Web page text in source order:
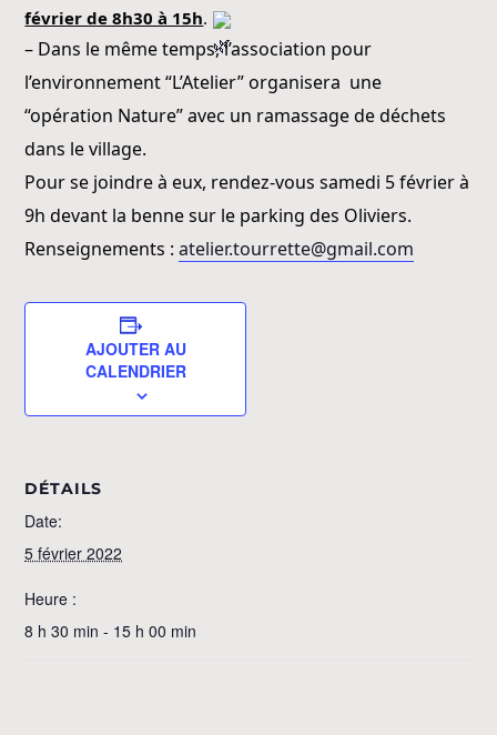
février de 8h30 à 15h.
– Dans le même temps, l’association pour
l’environnement “L’Atelier” organisera une
“opération Nature” avec un ramassage de déchets
dans le village.
Pour se joindre à eux, rendez-vous samedi 5 février à
9h devant la benne sur le parking des Oliviers.
Renseignements :atelier.tourrette@gmail.com
AJOUTER AU
CALENDRIER
DÉTAILS
Date:
5 février 2022
Heure :
8 h 30 min - 15 h 00 min